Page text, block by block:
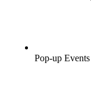
Pop-up